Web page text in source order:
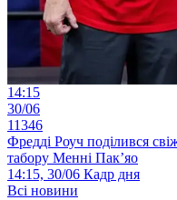
14:15
30/06
11346
Фредді Роуч поділився
табору Менні Пак’яо
14:15, 30/06 Кадр дня
Всі новини